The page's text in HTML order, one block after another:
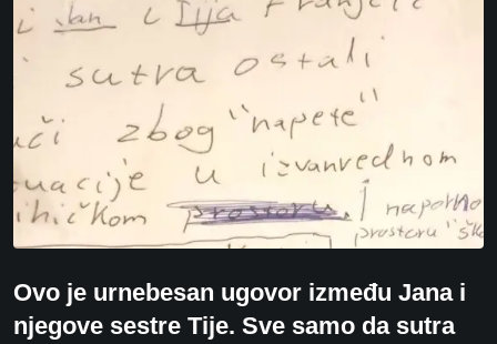
Ovo je urnebesan ugovor između Jana i
njegove sestre Tije. Sve samo da sutra